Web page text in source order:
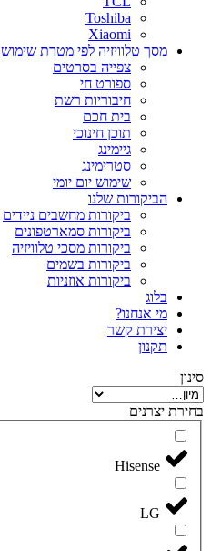
Toshiba
Xiaomi
מסך טלוויזיה לפי מטרת שימוש
צפייה בסרטים
ספורט חי
חיבוריות רשת
בית חכם
תוכן חינוכי
גיימינג
סטרימינג
שימוש יום יומי
הביקורות שלנו
ביקורות מחשבים ניידים
ביקורות סמארטפונים
ביקורות מסכי טלוויזיה
ביקורות בשמים
ביקורות אוזניות
בלוג
מי אנחנו?
יצירת קשר
תקנון
סינון
בחירת יצרנים
Hisense
LG